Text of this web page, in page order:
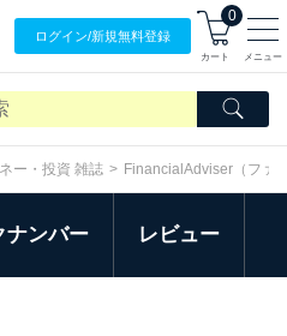
ログイン/新規無料登録
0
カート メニュー
ー・投資 雑誌 FinancialAdviser（ファ
ナンバー レビュー